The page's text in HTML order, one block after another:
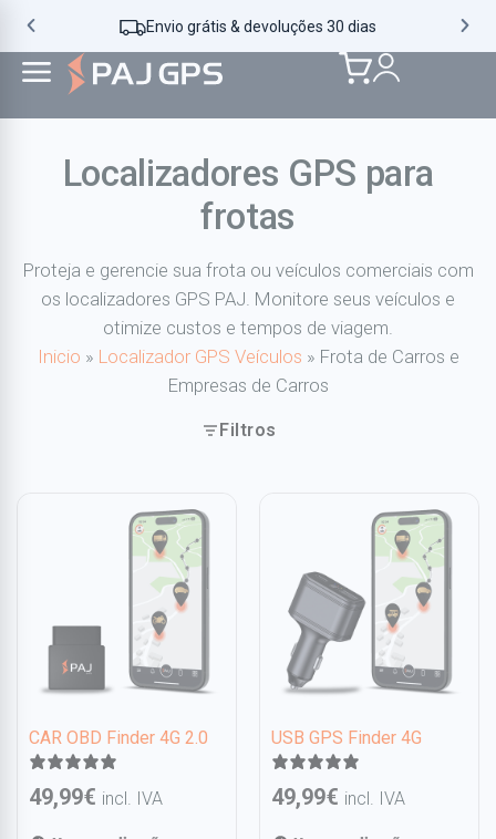
Envio grátis & devoluções 30 dias
Localizadores GPS para
frotas
Proteja e gerencie sua frota ou veículos comerciais com
os localizadores GPS PAJ. Monitore seus veículos e
otimize custos e tempos de viagem.
Inicio » Localizador GPS Veículos » Frota de Carros e
Empresas de Carros
Filtros
CAR OBD Finder 4G 2.0
49,99€ incl. IVA
USB GPS Finder 4G
49,99€ incl. IVA